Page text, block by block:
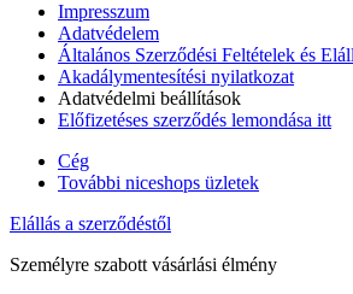
Impresszum
Adatvédelem
Általános Szerződési Feltételek és
Akadálymentesítési nyilatkozat
Adatvédelmi beállítások
Előfizetéses szerződés lemondása itt
Cég
További niceshops üzletek
Elállás a szerződéstől
Személyre szabott vásárlási élmény